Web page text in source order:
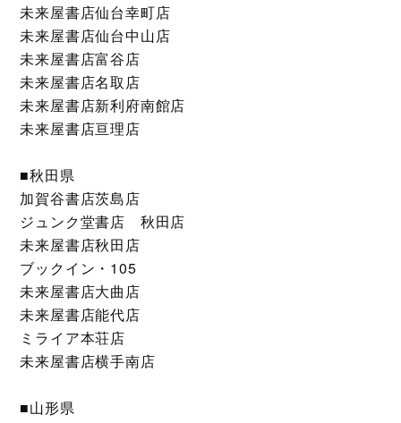
未来屋書店仙台幸町店
未来屋書店仙台中山店
未来屋書店富谷店
未来屋書店名取店
未来屋書店新利府南館店
未来屋書店亘理店
■秋田県
加賀谷書店茨島店
ジュンク堂書店 秋田店
未来屋書店秋田店
ブックイン・105
未来屋書店大曲店
未来屋書店能代店
ミライア本荘店
未来屋書店横手南店
■山形県